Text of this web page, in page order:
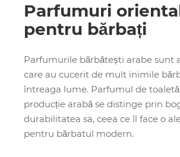
Parfumuri
pentru bărbați
Parfumurile bărbătești arabe sunt
care au cucerit de mult inimile
întreaga lume. Parfumul de
producție arabă se distinge prin
durabilitatea sa, ceea ce îl face o
pentru bărbatul modern.